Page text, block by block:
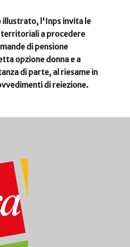
illustrato, l'Inps invita le
a procedere
di pensione
opzione donna e a
di parte, al riesame in
di reiezione.